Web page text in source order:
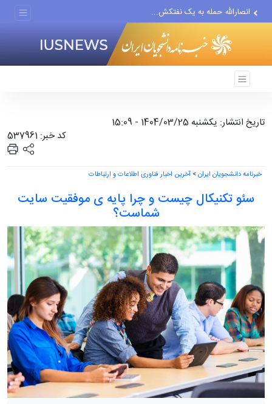
انصارالله حمله به یک نفتکش...
تاریخ انتشار: یکشنبه 1404/03/25 - 15:09
کد خبر: 537961
خبرنامه دانشجویان ایران> آخرین اخبار فناوری اطلاعات و ارتباطات
سئو تکنیکال چیست و چرا پایه ی موفقیت سایت
شماست؟